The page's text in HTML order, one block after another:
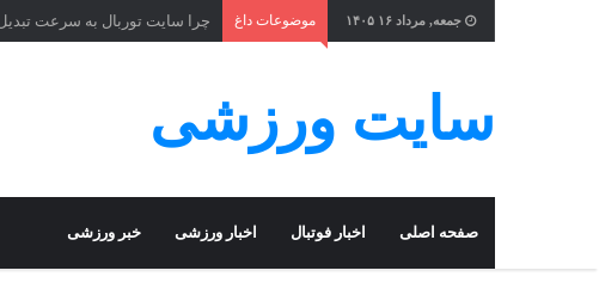
جمعه, مرداد ۱۶ ۱۴۰۵ موضوعات داغ چرا سایت توربال به ‌سرعت
سایت ورزشی
صفحه اصلی اخبار فوتبال اخبار ورزشی خبر ورزشی